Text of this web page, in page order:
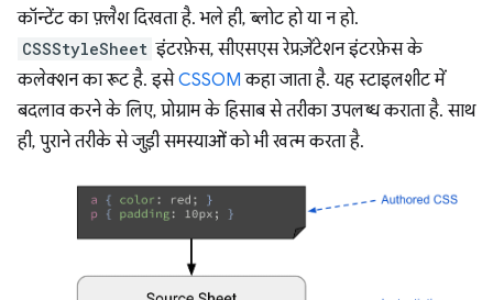
कॉन्टेंट का फ़्लैश दिखता है. भले ही, ब्लोट हो या न हो.
CSSStyleSheet इंटरफ़ेस, सीएसएस रेप्रज़ेंटेशन इंटरफ़ेस के
कलेक्शन का रूट है. इसेCSSOM कहा जाता है. यह स्टाइलशीट में
बदलाव करने के लिए, प्रोग्राम के हिसाब से तरीका उपलब्ध कराता है. साथ
ही, पुराने तरीके से जुड़ी समस्याओं को भी खत्म करता है.